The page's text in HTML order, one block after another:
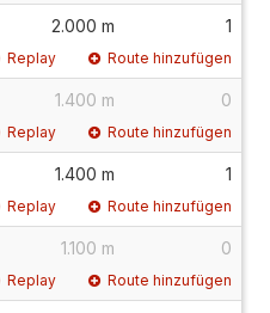
2.000 m 1
Replay Route hinzufügen
1.400 m 0
Replay Route hinzufügen
1.400 m 1
Replay Route hinzufügen
1.100 m 0
Replay Route hinzufügen